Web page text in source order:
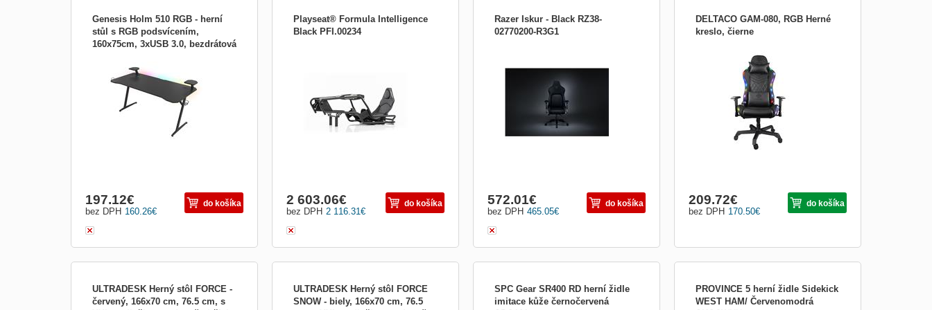
Genesis Holm 510 RGB - herní
stůl s RGB podsvícením,
160x75cm, 3xUSB 3.0, bezdrátová
využívat váš herní prostor. Velká
využitelná plocha a vyhrazené držáky
poskytnou prostor pro veškeré potřebné
příslušenství a díky fenomenálnímu RGB
osvětlení získá vaše vel...
160.26€
bez DPH
197.12€ do košíka
Playseat® Formula Intelligence
Black PFI.00234
nepodléhá flexi a je navržen tak, aby byl
dosud nejrealističtějším a nejautentičtějším
jednomístným ...
2 116.31€
bez DPH
2 603.06€ do košíka
Razer Iskur - Black RZ38-
02770200-R3G1
Razer Iskur - ergonomickou herní židlí
navrženou pro perfektní držení těla. Razer
Iskur poskytuje celkovou podporu dolní
části zad, a to díky vestavěné, plně
465.05€
bez DPH
572.01€ do košíka
DELTACO GAM-080, RGB Herné
kreslo, čierne
Luxusná, ergonomická a dizajnová herná
stolička DELTACO GAMING WCH90
RGB, materiál: eko-koža, 332 rôznych
režimov RGB osvetlenia, ktoré sa ovláda
pomocou ovládača, pripája sa cez USB-A
k powerbanke alebo k USB adaptéru,
základňa: 5 (hviezdica) so silným h
170.50€
bez DPH
209.72€ do košíka
ULTRADESK Herný stôl FORCE -
červený, 166x70 cm, 76.5 cm, s
ULTRADESK Herný stôl FORCE
SNOW - biely, 166x70 cm, 76.5
SPC Gear SR400 RD herní židle
imitace kůže černočervená
PROVINCE 5 herní židle Sidekick
WEST HAM/ Červenomodrá